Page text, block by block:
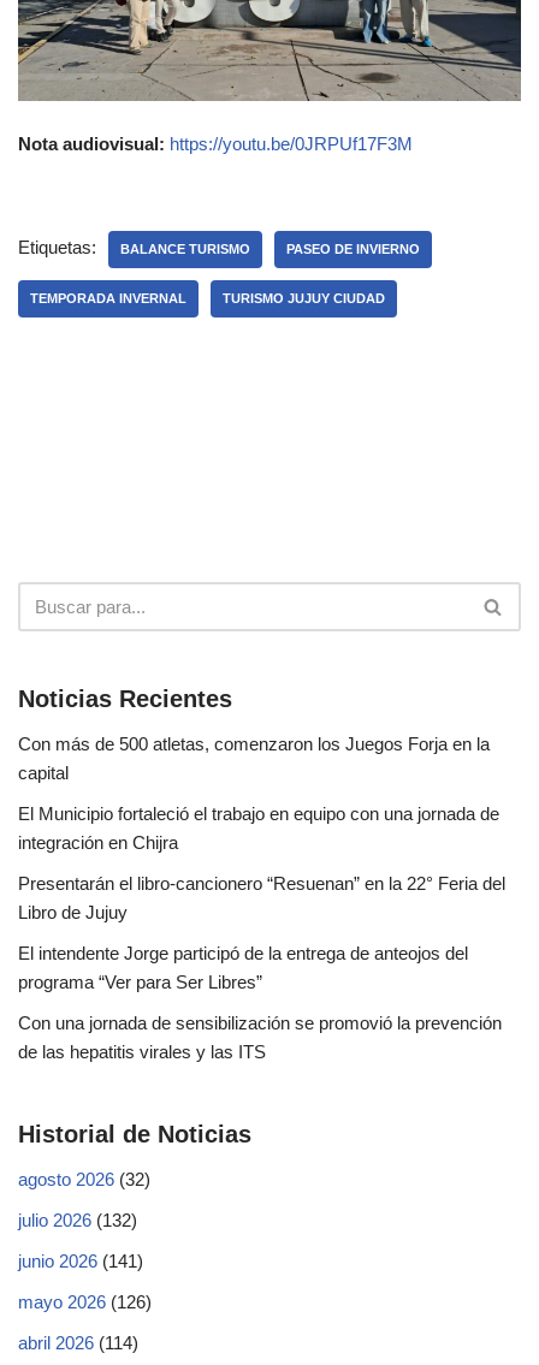
Nota audiovisual: https://youtu.be/0JRPUf17F3M
Etiquetas: BALANCE TURISMO PASEO DE INVIERNO
TEMPORADA INVERNAL TURISMO JUJUY CIUDAD
Noticias Recientes
Con más de 500 atletas, comenzaron los Juegos Forja en la
capital
El Municipio fortaleció el trabajo en equipo con una jornada de
integración en Chijra
Presentarán el libro-cancionero “Resuenan” en la 22° Feria del
Libro de Jujuy
El intendente Jorge participó de la entrega de anteojos del
programa “Ver para Ser Libres”
Con una jornada de sensibilización se promovió la prevención
de las hepatitis virales y las ITS
Historial de Noticias
agosto 2026 (32)
julio 2026 (132)
junio 2026 (141)
mayo 2026 (126)
abril 2026 (114)